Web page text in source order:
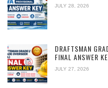
JULY 28, 2026
DRAFTSMAN
FINAL ANSWER
JULY 27, 2026